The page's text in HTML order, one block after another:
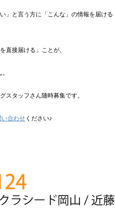
」と言う方に「こんな」の情報を届ける
直接届ける」ことが、
スタッフさん随時募集です。
い合わせ ください♪